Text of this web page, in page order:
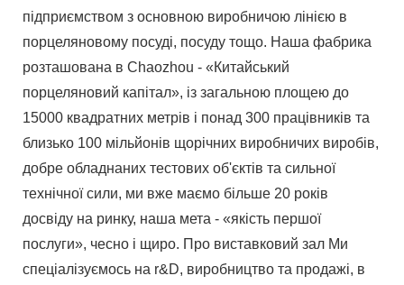
підприємством з основною виробничою лінією в
порцеляновому посуді, посуду тощо. Наша фабрика
розташована в Chaozhou - «Китайський
порцеляновий капітал», із загальною площею до
15000 квадратних метрів і понад 300 працівників та
близько 100 мільйонів щорічних виробничих виробів,
добре обладнаних тестових об'єктів та сильної
технічної сили, ми вже маємо більше 20 років
досвіду на ринку, наша мета - «якість першої
послуги», чесно і щиро. Про виставковий зал Ми
спеціалізуємось на r&D, виробництво та продажі, в